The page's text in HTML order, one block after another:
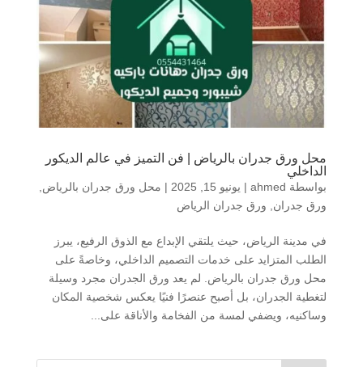
محل ورق جدران بالرياض | فن التميز في عالم الديكور
الداخلي
بواسطة ahmed
| يونيو 15, 2025 | محل ورق جدران بالرياض
ورق جدران
ورق جدران الرياض
في مدينة الرياض، حيث يلتقي الإبداع مع الذوق الرفيع، يبرز
الطلب المتزايد على خدمات التصميم الداخلي، وخاصةً على
محل ورق جدران بالرياض. لم يعد ورق الجدران مجرد وسيلة
لتغطية الجدران، بل أصبح عنصرًا فنيًا يعكس شخصية المكان
وساكنيه، ويضفي لمسة من الفخامة والأناقة على...